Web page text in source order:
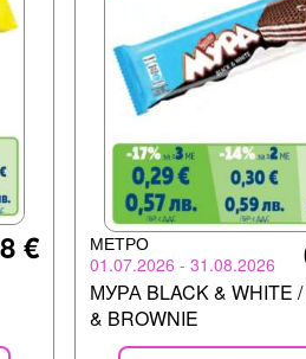
€
МЕТРО
01.07.2026 - 31.08.2026
МУРА BLACK & WHITE
& BROWNIE